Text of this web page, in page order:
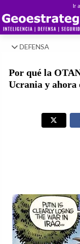
Ir
DEFENSA
Por qué la
Ucrania y ahora